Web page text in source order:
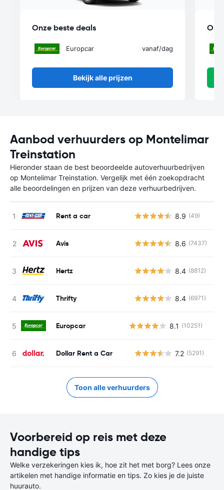
Onze beste deals
Europcar vanaf/dag
Bekijk alle prijzen
Aanbod verhuurders op Montelimar
Treinstation
Hieronder staan de best beoordeelde autoverhuurbedrijven
op Montelimar Treinstation. Vergelijk met één zoekopdracht
alle beoordelingen en prijzen van deze verhuurbedrijven.
Rent a car 8.9 (49)
Avis 8.6 (7437)
Hertz 8.4 (8812)
Thrifty 8.4 (6971)
Europcar 8.1 (10251)
Dollar Rent a Car 7.2 (5291)
Toon alle verhuurders
Voorbereid op reis met deze
handige tips
Welke verzekeringen kies ik, hoe zit het met borg? Lees onze
artikelen met handige informatie en tips. Zo kies je de juiste
huurauto.